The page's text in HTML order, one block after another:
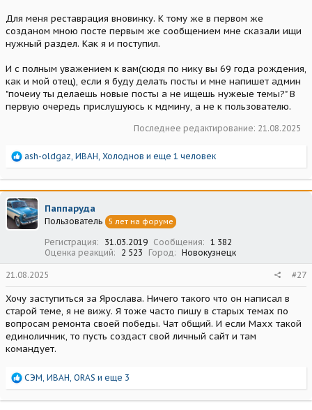
Для меня реставрация вновинку. К тому же в первом же
созданом мною посте первым же сообщением мне сказали ищи
нужный раздел. Как я и поступил.
И с полным уважением к вам(сюдя по нику вы 69 года рождения,
как и мой отец), если я буду делать посты и мне напишет админ
"почеиу ты делаешь новые посты а не ищешь нужеые темы?" В
первую очередь прислушуюсь к мдмину, а не к пользователю.
Последнее редактирование: 21.08.2025
Р
а
к
ц
и
и
ash-oldgaz ИВАН Холоднов и еще 1 человек
Паппаруда
Пользователь 5 лет на форуме
Регистрация 31.03.2019 Сообщения
1 382
Оценка реакций
2 523 Город Новокузнецк
21.08.2025 #27
Хочу заступиться за Ярослава. Ничего такого что он написал в
старой теме, я не вижу. Я тоже часто пишу в старых темах по
вопросам ремонта своей победы. Чат общий. И если Maxx такой
единоличник, то пусть создаст свой личный сайт и там
командует.
Р
а
СЭМ ИВАН ORAS и еще 3